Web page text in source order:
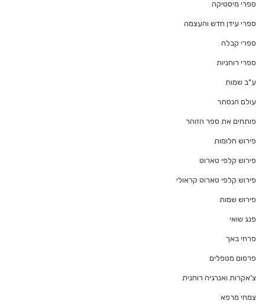
ספרי מיסטיקה
ספרי עידן חדש והעצמה
ספרי קבלה
ספרי רוחניות
ע"ב שמות
עולם הנסתר
פותחים את ספר הזוהר
פירוש חלומות
פירוש קלפי טארוט
פירוש קלפי טארוט קראולי
פירוש שמות
פנג שואי
פרחי באך
פרסום מטפלים
צ'אקרות ואנרגיה רוחנית
צמחי מרפא